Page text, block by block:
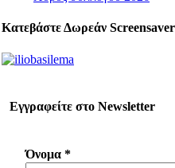
Κατεβάστε Δωρεάν Screensaver
Εγγραφείτε στο Newsletter
Όνομα *